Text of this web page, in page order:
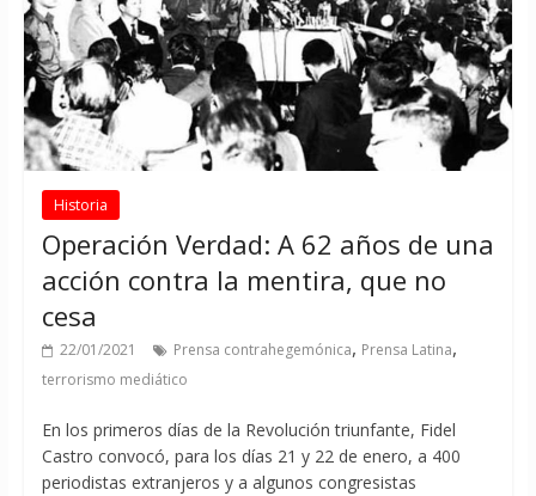
Historia
Operación Verdad: A 62 años de una
acción contra la mentira, que no
cesa
22/01/2021 Prensa contrahegemónica, Prensa Latina,
terrorismo mediático
En los primeros días de la Revolución triunfante, Fidel
Castro convocó, para los días 21 y 22 de enero, a 400
periodistas extranjeros y a algunos congresistas